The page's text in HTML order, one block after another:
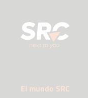
El mundo SRC